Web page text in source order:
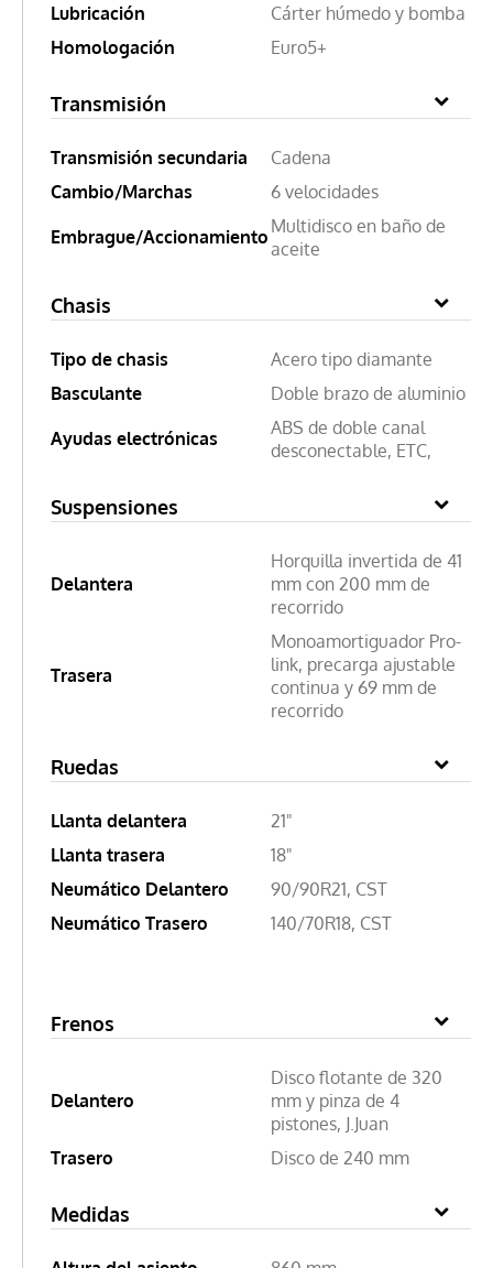
Lubricación
Cárter húmedo y bomba
Homologación
Euro5+
Transmisión
Transmisión secundaria
Cadena
Cambio/Marchas
6 velocidades
Embrague/Accionamiento Multidisco en baño de
aceite
Chasis
Tipo de chasis
Acero tipo diamante
Basculante
Doble brazo de aluminio
Ayudas electrónicas
ABS de doble canal
desconectable, ETC,
Suspensiones
Delantera
Horquilla invertida de 41
mm con 200 mm de
recorrido
Trasera
Monoamortiguador Pro-
link, precarga ajustable
continua y 69 mm de
recorrido
Ruedas
Llanta delantera
21"
Llanta trasera
18"
Neumático Delantero
90/90R21, CST
Neumático Trasero
140/70R18, CST
Frenos
Delantero
Disco flotante de 320
mm y pinza de 4
pistones, J.Juan
Trasero
Disco de 240 mm
Medidas